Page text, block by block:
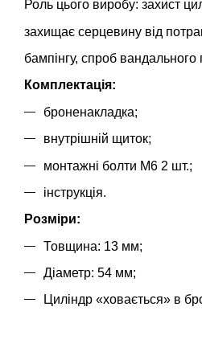
Роль цього виробу: захист
захищає серцевину від
бампінгу, спроб
Комплектація:
броненакладка;
внутрішній щиток;
монтажні болти М6 2 шт.;
інструкція.
Розміри:
Товщина: 13 мм;
Діаметр: 54 мм;
Циліндр «ховається» в